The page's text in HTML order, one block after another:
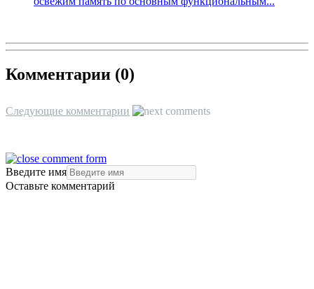
Комментарии (0)
Следующие комментарии
Введите имя
Оставьте комментарий